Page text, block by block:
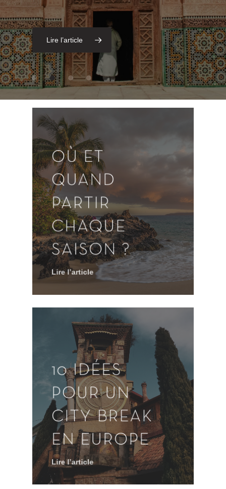
RÊVE
Lire l’article
OÙ ET
QUAND
PARTIR
CHAQUE
SAISON ?
Lire l’article
10 IDÉES
POUR UN
CITY BREAK
EN EUROPE
Lire l’article